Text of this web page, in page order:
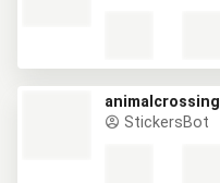
animalcrossing
StickersBot